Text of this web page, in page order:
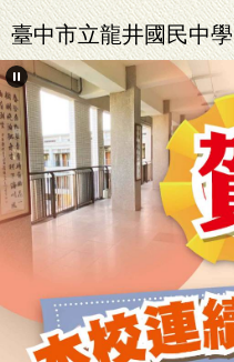
跳
到
主
要
內
容
區
臺中市立龍井國民中學